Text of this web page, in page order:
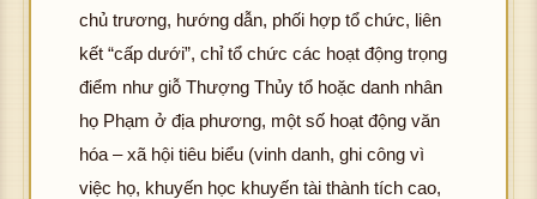
chủ trương, hướng dẫn, phối hợp tổ chức, liên
kết “cấp dưới”, chỉ tổ chức các hoạt động trọng
điểm như giỗ Thượng Thủy tổ hoặc danh nhân
họ Phạm ở địa phương, một số hoạt động văn
hóa – xã hội tiêu biểu (vinh danh, ghi công vì
việc họ, khuyến học khuyến tài thành tích cao,